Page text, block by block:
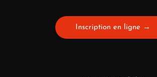
Inscription en ligne →